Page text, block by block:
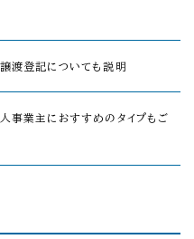
渡登記についても説明
事業主におすすめのタイプもご